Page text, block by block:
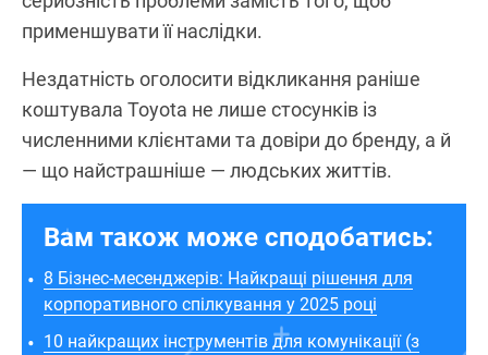
применшувати її наслідки.
Нездатність оголосити відкликання раніше
коштувала Toyota не лише стосунків із
численними клієнтами та довіри до бренду, а й
— що найстрашніше — людських життів.
Вам також може сподобатись:
8 Бізнес-месенджерів: Найкращі рішення для
корпоративного спілкування у 2025 році
10 найкращих інструментів для комунікації (з